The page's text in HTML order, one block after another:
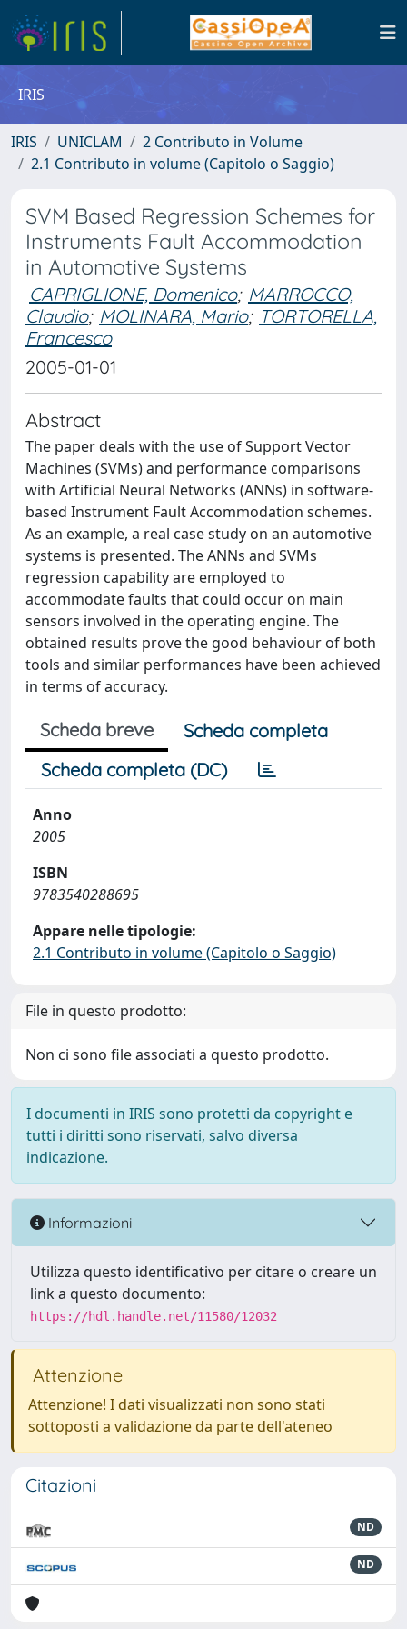
IRIS
IRIS UNICLAM
2 Contributo in Volume
2.1 Contributo in volume (Capitolo o Saggio)
SVM Based Regression Schemes for
Instruments Fault Accommodation
in Automotive Systems
CAPRIGLIONE, Domenico; MARROCCO,
Claudio; MOLINARA, Mario; TORTORELLA,
Francesco
2005-01-01
Abstract
The paper deals with the use of Support Vector
Machines (SVMs) and performance comparisons
with Artificial Neural Networks (ANNs) in software-
based Instrument Fault Accommodation schemes.
As an example, a real case study on an automotive
systems is presented. The ANNs and SVMs
regression capability are employed to
accommodate faults that could occur on main
sensors involved in the operating engine. The
obtained results prove the good behaviour of both
tools and similar performances have been achieved
in terms of accuracy.
Scheda breve
Scheda completa
Scheda completa (DC)
Anno
2005
ISBN
9783540288695
Appare nelle tipologie:
2.1 Contributo in volume (Capitolo o Saggio)
File in questo prodotto:
Non ci sono file associati a questo prodotto.
I documenti in IRIS sono protetti da copyright e
tutti i diritti sono riservati, salvo diversa
indicazione.
Informazioni
Utilizza questo identificativo per citare o creare un
link a questo documento:
https://hdl.handle.net/11580/12032
Attenzione
Attenzione! I dati visualizzati non sono stati
sottoposti a validazione da parte dell'ateneo
Citazioni
ND
ND